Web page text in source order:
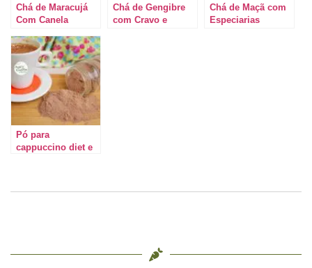
Chá de Maracujá
Com Canela
Chá de Gengibre
com Cravo e
Chá de Maçã com
Especiarias
Pó para
cappuccino diet e